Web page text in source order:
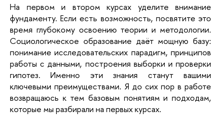
На первом и втором курсах уделите внимание
фундаменту. Если есть возможность, посвятите это
время глубокому освоению теории и методологии.
Социологическое образование даёт мощную базу:
понимание исследовательских парадигм, принципов
работы с данными, построения выборки и проверки
гипотез. Именно эти знания станут вашими
ключевыми преимуществами. Я до сих пор в работе
возвращаюсь к тем базовым понятиям и подходам,
которые мы разбирали на первых курсах.